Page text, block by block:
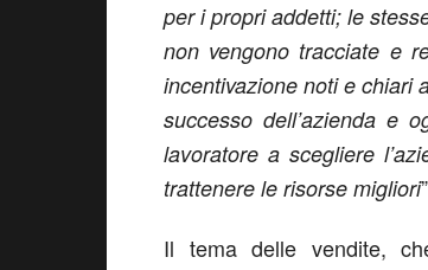
per i propri addetti; le
non vengono tracciate e
incentivazione noti e chiari
successo dell’azienda e
lavoratore a scegliere
trattenere le risorse migliori
Il tema delle vendite,